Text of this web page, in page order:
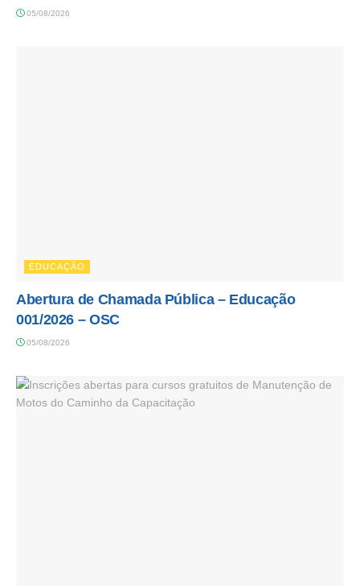
05/08/2026
EDUCAÇÃO
Abertura de Chamada Pública – Educação
001/2026 – OSC
05/08/2026